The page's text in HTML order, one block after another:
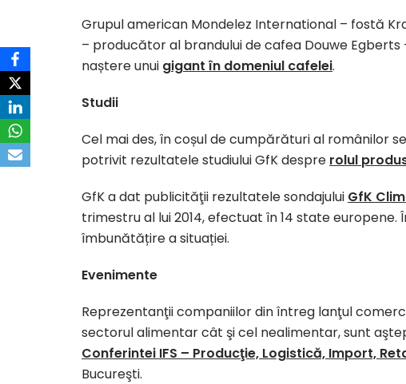
Grupul american Mondelez International – fostă
– producător al brandului de cafea Douwe
naștere unui gigant în domeniul cafelei.
Studii
Cel mai des, în coșul de cumpărături al românilor
potrivit rezultatele studiului GfK despre rolul
GfK a dat publicităţii rezultatele sondajului GfK
trimestru al lui 2014, efectuat în 14 state
îmbunătățire a situației.
Evenimente
Reprezentanţii companiilor din întreg lanţul
sectorul alimentar cât şi cel nealimentar, sunt
Conferintei IFS – Producţie, Logistică, Import,
Bucureşti.